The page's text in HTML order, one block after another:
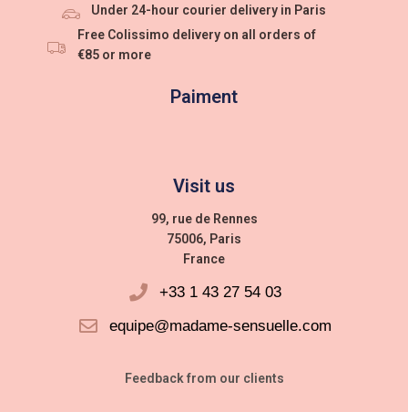
Under 24-hour courier delivery in Paris
Free Colissimo delivery on all orders of
€85 or more
Paiment
Visit us
99, rue de Rennes
75006, Paris
France
+33 1 43 27 54 03
equipe@madame-sensuelle.com
Feedback from our clients